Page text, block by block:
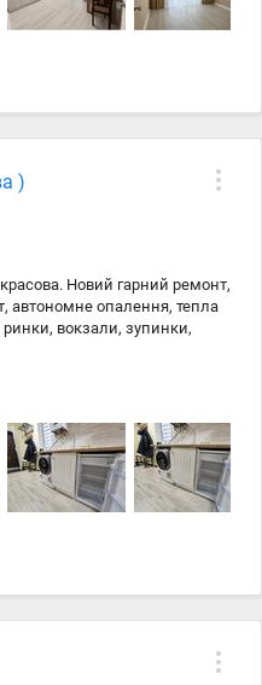
)
Новий гарний ремонт,
автономне опалення, тепла
ринки, вокзали, зупинки,